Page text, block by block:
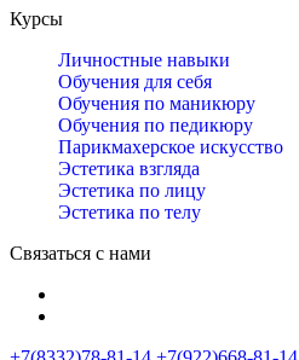
Курсы
Личностные навыки
Обучения для себя
Обучения по маникюру
Обучения по педикюру
Парикмахерское искусство
Эстетика взгляда
Эстетика по лицу
Эстетика по телу
Связаться с нами